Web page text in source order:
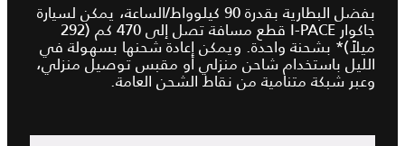
بفضل البطارية بقدرة 90 كيلوواط/الساعة، يمكن لسيارة
جاكوار I‑PACE قطع مسافة تصل إلى 470 كم (292
ميلاً)* بشحنة واحدة. ويمكن إعادة شحنها بسهولة في
الليل باستخدام شاحن منزلي أو مقبس توصيل منزلي،
وعبر شبكة متنامية من نقاط الشحن العامة.